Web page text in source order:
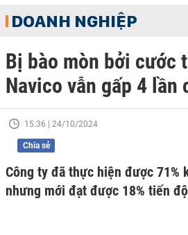
DOANH NGHIỆP
Bị bào mòn bởi cước
Navico vẫn gấp 4 lần
15:36 | 24/10/2024
Chia sẻ
Công ty đã thực hiện được 71%
nhưng mới đạt được 18% tiến